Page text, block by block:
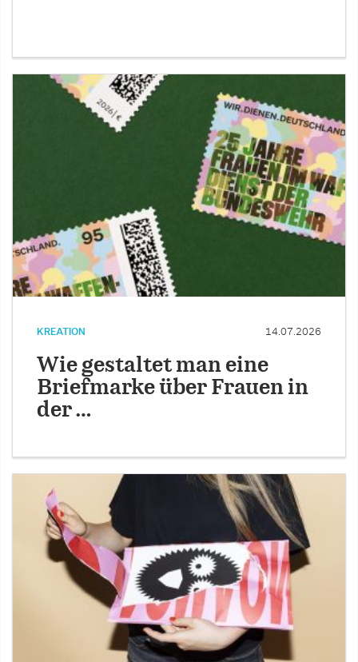
KREATION 14.07.2026
Wie gestaltet man eine
Briefmarke über Frauen in
der …